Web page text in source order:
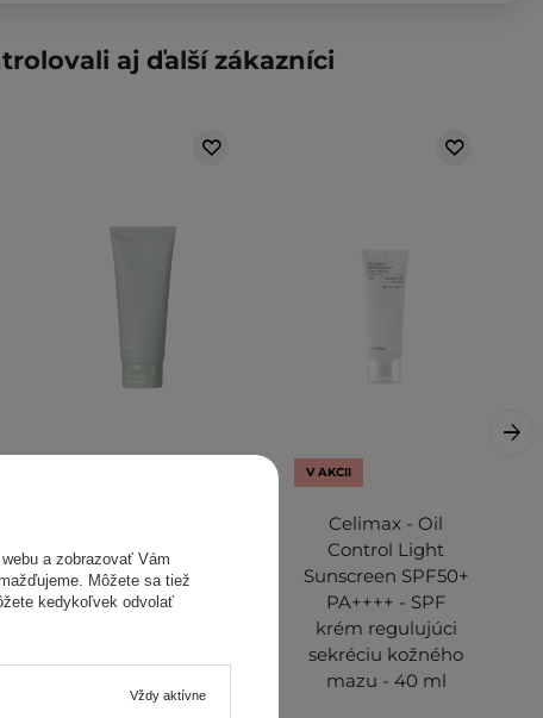
aj ďalší zákazníci
Ji.Woo.Gae Baking
Soda Deep Pore
Foam Cleansing -
V AKCII
Celimax - Oil
Control Light
Sunscreen SPF50+
PA++++ - SPF
krém regulujúci
sekréciu kožného
mazu - 40 ml
a zobrazovať Vám
Môžete sa tiež
kedykoľvek odvolať
Vždy aktívne